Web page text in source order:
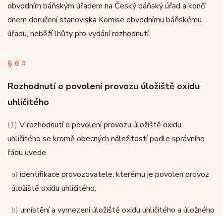
obvodním báňským úřadem na Český báňský úřad a končí
dnem doručení stanoviska Komise obvodnímu báňskému
úřadu, neběží lhůty pro vydání rozhodnutí.
§ 6 #
Rozhodnutí o povolení provozu úložiště oxidu
uhličitého
(1) V rozhodnutí o povolení provozu úložiště oxidu
uhličitého se kromě obecných náležitostí podle správního
řádu uvede
a) identifikace provozovatele, kterému je povolen provoz
úložiště oxidu uhličitého,
b) umístění a vymezení úložiště oxidu uhličitého a úložného